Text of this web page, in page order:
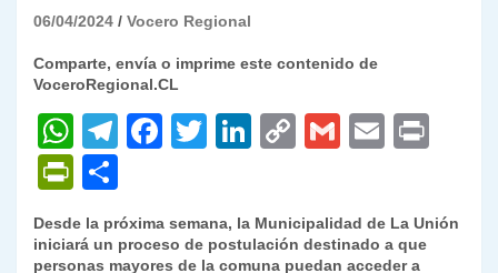
06/04/2024 Vocero Regional
Comparte, envía o imprime este contenido de
VoceroRegional.CL
W
h
at
s
T
gr
F
e
T
er
Li
e
C
y
G
l
E
l
P
ri
nt
o
m
Desde la próxima semana, la Municipalidad de La Unión
iniciará un proceso de postulación destinado a que
personas mayores de la comuna puedan acceder a